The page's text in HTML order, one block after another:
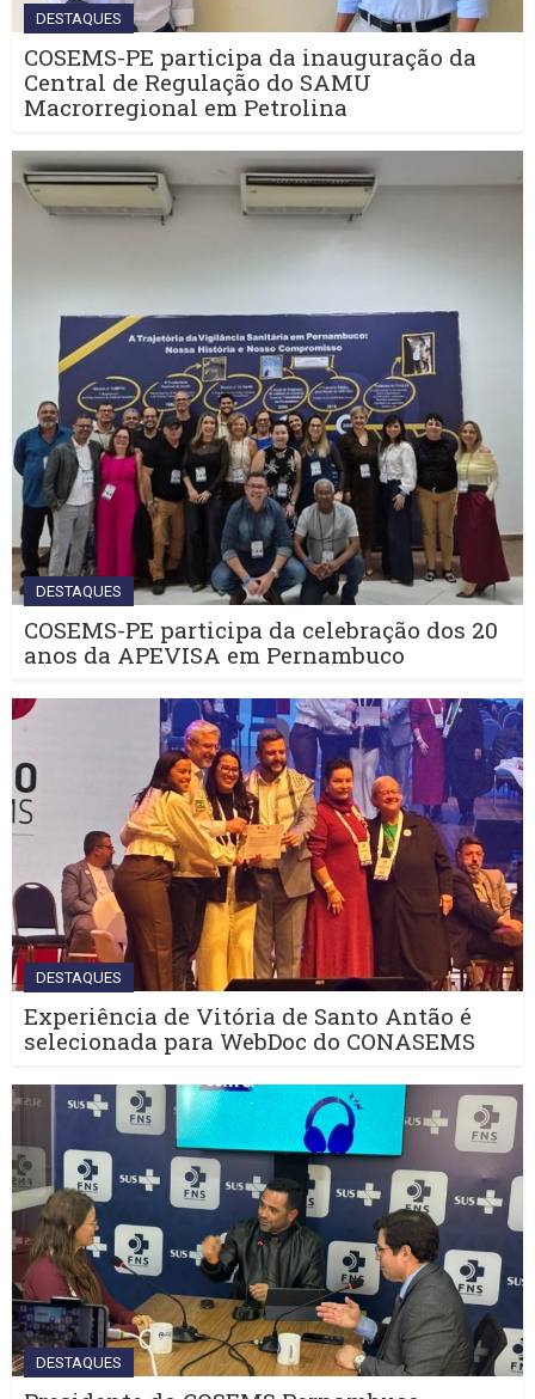
DESTAQUES
COSEMS-PE participa da inauguração da
Central de Regulação do SAMU
Macrorregional em Petrolina
DESTAQUES
COSEMS-PE participa da celebração dos 20
anos da APEVISA em Pernambuco
DESTAQUES
Experiência de Vitória de Santo Antão é
selecionada para WebDoc do CONASEMS
DESTAQUES